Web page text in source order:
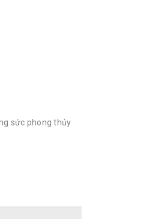
sức phong thủy